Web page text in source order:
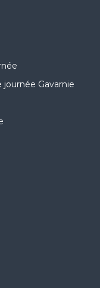
Gavarnie